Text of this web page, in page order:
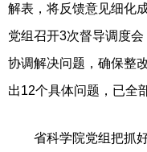
解表，将反馈意见细化
党组召开3次督导调度
协调解决问题，确保整
出12个具体问题，已全
省科学院党组把抓好